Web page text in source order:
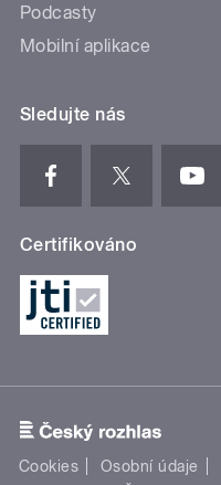
Podcasty
Mobilní aplikace
Sledujte nás
Certifikováno
Cookies Osobní údaje